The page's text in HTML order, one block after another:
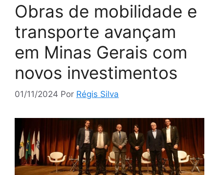
Obras de mobilidade e
transporte avançam
em Minas Gerais com
novos investimentos
01/11/2024 Por Régis Silva